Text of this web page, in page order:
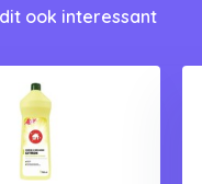
ook interessant